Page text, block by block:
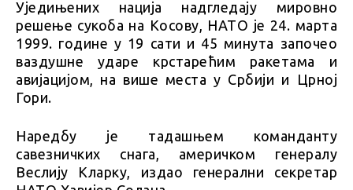
Уједињених нација надгледају мировно
решење сукоба на Косову, НАТО је 24. марта
1999. године у 19 сати и 45 минута започео
ваздушне ударе крстарећим ракетама и
авијацијом, на више места у Србији и Црној
Гори.
Наредбу је тадашњем команданту
савезничких снага, америчком генералу
Веслију Кларку, издао генерални секретар